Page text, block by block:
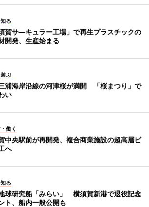
る
須賀サ―キュラー工場」で再生プラスチックの
開発、生産始まる
ぶ
浦海岸沿線の河津桜が満開 「桜まつり」で
い
働く
中央駅前が再開発、複合商業施設の超高層ビ
へ
る
球研究船「みらい」 横須賀新港で退役記念
ト、船内一般公開も